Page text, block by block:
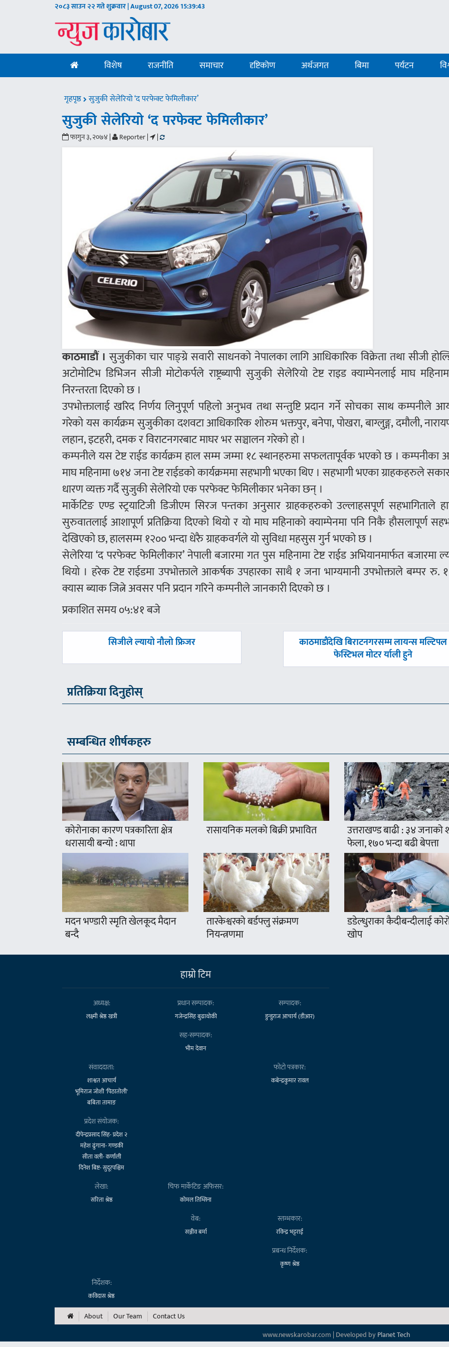
२०८३ साउन २२ गते शुक्रवार | August 07, 202615:39:44
विशेष राजनीति समाचार दृष्टिकोण अर्थजगत बिमा पर्यटन
गृहपृष्ठ सुजुकी सेलेरियो ‘द परफेक्ट फेमिलीकार’
सुजुकी सेलेरियो ‘द परफेक्ट फेमिलीकार’
फागुन ३, २०७४ | Reporter | |
काठमाडौं । सुजुकीका चार पाङ्ग्रे सवारी साधनको नेपालका लागि आधिकारिक विक्रेता तथा सीजी
अटोमोटिभ डिभिजन सीजी मोटोकर्पले राष्ट्रब्यापी सुजुकी सेलेरियो टेष्ट राइड क्याम्पेनलाई माघ
निरन्तरता दिएको छ ।
उपभोक्तालाई खरिद निर्णय लिनुपूर्ण पहिलो अनुभव तथा सन्तुष्टि प्रदान गर्ने सोचका साथ कम्पनीले
गरेको यस कार्यक्रम सुजुकीका दशवटा आधिकारिक शोरुम भक्तपुर, बनेपा, पोखरा, बाग्लुङ्ग, दमौली,
लहान, इटहरी, दमक र विराटनगरबाट माघर भर सञ्चालन गरेको हो ।
कम्पनीले यस टेष्ट राईड कार्यक्रम हाल सम्म जम्मा १८ स्थानहरुमा सफलतापूर्वक भएको छ । कम्पनीका
माघ महिनामा ७१४ जना टेष्ट राईडको कार्यक्रममा सहभागी भएका थिए । सहभागी भएका ग्राहकहरुले
धारण व्यक्त गर्दै सुजुकी सेलेरियो एक परफेक्ट फेमिलीकार भनेका छन् ।
मार्केटिङ एण्ड स्ट्रयाटिजी डिजीएम सिरज पन्तका अनुसार ग्राहकहरुको उल्लाहसपूर्ण सहभागिताले
सुरुवातलाई आशापूर्ण प्रतिक्रिया दिएको थियो र यो माघ महिनाको क्याम्पेनमा पनि निकै हौसलापूर्ण
देखिएको छ, हालसम्म १२०० भन्दा धेरुै ग्राहकवर्गले यो सुविधा महसुस गुर्न भएको छ ।
सेलेरिया ‘द परफेक्ट फेमिलीकार’ नेपाली बजारमा गत पुस महिनामा टेष्ट राईड अभियानमार्फत बजारमा
थियो । हरेक टेष्ट राईडमा उपभोक्ताले आकर्षक उपहारका साथै १ जना भाग्यमानी उपभोक्ताले बम्पर रु.
क्यास ब्याक जित्ने अवसर पनि प्रदान गरिने कम्पनीले जानकारी दिएको छ ।
प्रकाशित समय ०५:४१ बजे
पछिल्लाे
सिजीले ल्यायो नौलो फ्रिजर
अघिल्लाे
काठमाडौंदेखि बिराटनगरसम्म लायन्स मल्टिपल
फेस्टिभल मोटर र्याली हुने
प्रतिक्रिया दिनुहोस्
सम्बन्धित शीर्षकहरु
कोरोनाका कारण पत्रकारिता क्षेत्र
धरासायी बन्यो : थापा
रासायनिक मलको बिक्री प्रभावित उत्तराखण्ड बाढी : ३४ जनाको
फेला, १७० भन्दा बढी बेपत्ता
मदन भण्डारी स्मृति खेलकूद मैदान
बन्दै
तारकेश्वरको बर्डफ्लु संक्रमण
नियन्त्रणमा
डडेल्धुराका कैदीबन्दीलाई
खोप
हाम्राे टिम
अध्यक्ष:
लक्ष्मी श्रेष्ठ खत्री
प्रधान सम्पादक:
गजेन्द्रसिंह बुढाथोकी
सम्पादक:
डुन्डुराज आचार्य (डीआर)
सह-सम्पादक:
भीम देवान
संवाददाता:
शाश्वत आचार्य
भूमिराज जोशी 'पिठातोली'
बबिता तामाङ
फोटो पत्रकार:
कबेन्द्रकुमार रावल
प्रदेश संयोजक:
दीपेन्द्रप्रसाद सिंह- प्रदेश २
महेश ढुंगाना- गण्डकी
सीता वली- कर्णाली
दिनेश बिष्ट- सुदूरपश्चिम
लेखा:
सरिता श्रेष्ठ
चिफ मार्केटिङ अफिसर:
कोमल तिम्सिना
वेब:
सञ्जीव बर्मा
स्तम्भकार:
रविन्द्र भट्टराई
प्रबन्ध निर्देशक:
कृष्ण श्रेष्ठ
निर्देशक:
कविदास श्रेष्ठ
About Our Team
Contact Us
www.newskarobar.com | Developed byPlanet Tech